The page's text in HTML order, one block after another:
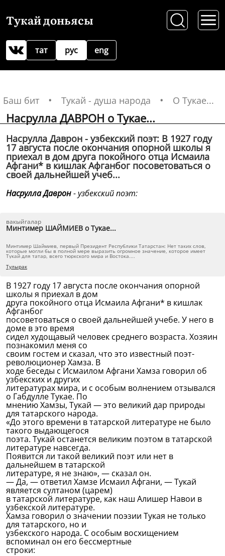
Тукай доньясы
рус
тат eng
Баш бит Тукай - душа народа О Тукае...
Насрулла ДАВРОН о Тукае...
Насрулла Даврон - узбекский поэт: В 1927 году
17 августа после окончания опорной школы я
приехал в дом друга покойного отца Исмаила
Афгани* в кишлак Афганбог посоветоваться о
своей дальнейшей учеб...
Насрулла Даврон- узбекский поэт:
вакыйгалар
Минтимер ШАЙМИЕВ о Тукае...
Минтимер Шаймиев, первый Президент Республики Татарстан: Нет таких слов,
которые могли бы в полной мере выразить огромное значение, которое имеет
Тукай для татар, всего тюркского мира и Востока....
Тулырак
В 1927 году 17 августа после окончания опорной
школы я приехал в дом
друга покойного отца Исмаила Афгани* в кишлак
Афганбог
посоветоваться о своей дальнейшей учебе. У него в
доме в это время
сидел худощавый человек среднего возраста. Хозяин
познакомил меня со
своим гостем и сказал, что это известный поэт-
революционер Хамза. В
ходе беседы с Исмаилом Афгани Хамза говорил об
узбекских и других
литературах мира, и с особым волнением отзывался
о Габдулле Тукае. По
мнению Хамзы, Тукай — это великий дар природы
для татарского народа.
«До этого времени в татарской литературе не было
такого выдающегося
поэта. Тукай останется великим поэтом в татарской
литературе навсегда.
Появится ли такой великий поэт или нет в
дальнейшем в татарской
литературе, я не знаю», — сказал он.
— Да, — ответил Хамзе Исмаил Афгани, — Тукай
является султаном (царем)
в татарской литературе, как наш Алишер Навои в
узбекской литературе.
Хамза говорил о значении поэзии Тукая не только
для татарского, но и
узбекского народа. С особым восхищением
вспоминал он его бессмертные
строки: